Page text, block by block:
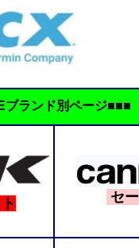
ランド別ページ■■■
セ